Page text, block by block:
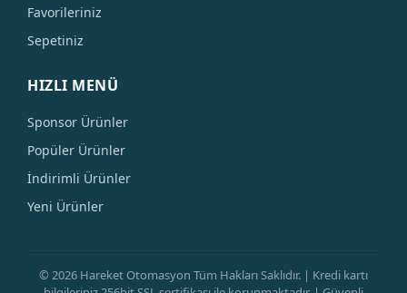
Favorileriniz
Sepetiniz
HIZLI MENÜ
Sponsor Ürünler
Popüler Ürünler
İndirimli Ürünler
Yeni Ürünler
© 2026 Hareket Otomasyon Tüm Hakları Saklıdır. | Kredi kartı